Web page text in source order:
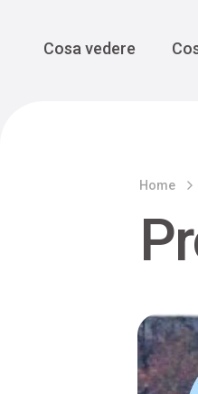
Main
Cosa vedere
Home